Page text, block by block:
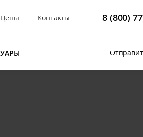
Цены Контакты 8 (800)